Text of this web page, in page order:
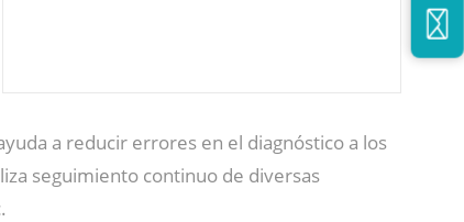
a reducir errores en el diagnóstico a los
seguimiento continuo de diversas